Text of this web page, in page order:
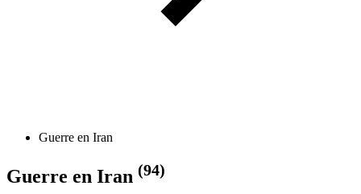
Guerre en Iran
Guerre en Iran (94)